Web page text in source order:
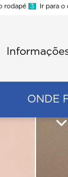
rodapé 3 Ir para o
ONDE